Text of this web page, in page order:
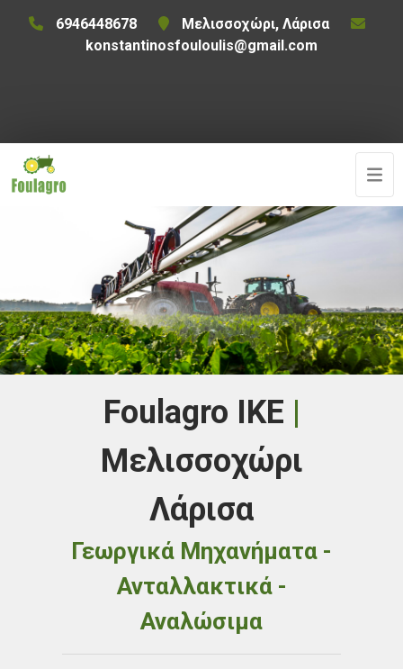
6946448678
Μελισσοχώρι, Λάρισα
konstantinosfouloulis@gmail.com
Foulagro ΙΚΕ |
Μελισσοχώρι
Λάρισα
Γεωργικά Μηχανήματα -
Ανταλλακτικά -
Αναλώσιμα